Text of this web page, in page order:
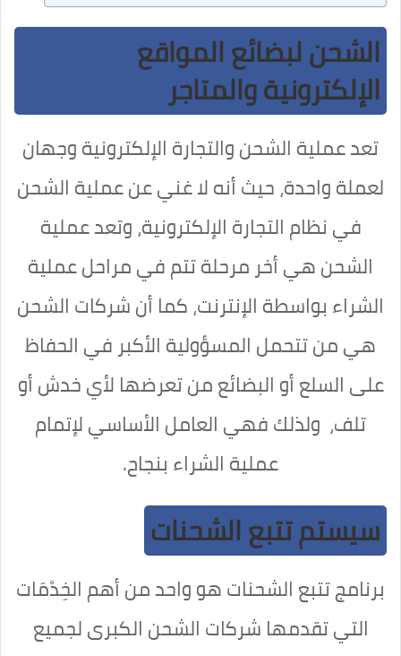
الشحن لبضائع المواقع
الإلكترونية والمتاجر
تعد عملية الشحن والتجارة الإلكترونية وجهان
لعملة واحدة، حيث أنه لا غني عن عملية الشحن
في نظام التجارة الإلكترونية، وتعد عملية
الشحن هي أخر مرحلة تتم في مراحل عملية
الشراء بواسطة الإنترنت، كما أن شركات الشحن
هي من تتحمل المسؤولية الأكبر في الحفاظ
على السلع أو البضائع من تعرضها لأي خدش أو
تلف، ولذلك فهي العامل الأساسي لإتمام
عملية الشراء بنجاح.
سيستم تتبع الشحنات
برنامج تتبع الشحنات هو واحد من أهم الخِدْمَات
التي تقدمها شركات الشحن الكبرى لجميع